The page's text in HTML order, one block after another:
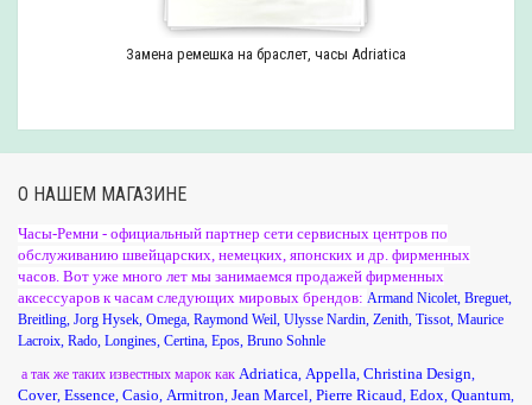
Замена ремешка на браслет, часы Adriatica
О НАШЕМ МАГАЗИНЕ
Часы-Ремни - официальный партнер сети сервисных центров по
обслуживанию швейцарских, немецких, японских и др. фирменных
часов. Вот уже много лет мы занимаемся продажей фирменных
аксессуаров к часам следующих мировых брендов: Armand Nicolet, Breguet,
Breitling, Jorg Hysek, Omega, Raymond Weil, Ulysse Nardin, Zenith, Tissot, Maurice
Lacroix, Rado, Longines, Certina, Epos, Bruno Sohnle
а так же таких известных марок как Adriatica, Appella, Christina Design,
Cover, Essence, Casio, Armitron, Jean Marcel, Pierre Ricaud, Edox, Quantum,